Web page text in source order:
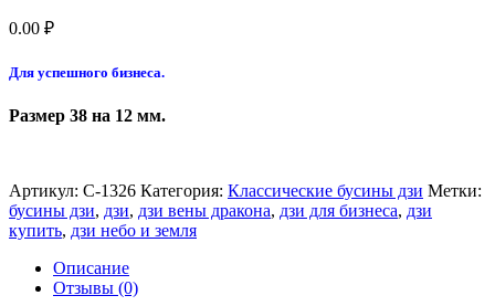
0.00 ₽
Для успешного бизнеса.
Размер 38 на 12 мм.
Артикул: С-1326 Категория: Классические бусины дзи Метки:
бусины дзи, дзи, дзи вены дракона, дзи для бизнеса, дзи
купить, дзи небо и земля
Описание
Отзывы (0)